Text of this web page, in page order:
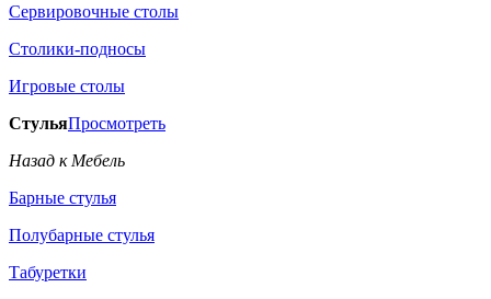
Сервировочные столы
Столики-подносы
Игровые столы
СтульяПросмотреть
Назад к Мебель
Барные стулья
Полубарные стулья
Табуретки